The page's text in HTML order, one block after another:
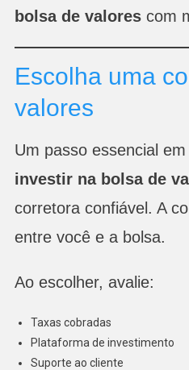
bolsa de valorescom
Escolha uma
valores
Um passo essencial em
investir na bolsa de
corretora confiável. A
entre você e a bolsa.
Ao escolher, avalie:
Taxas cobradas
Plataforma de investimento
Suporte ao cliente